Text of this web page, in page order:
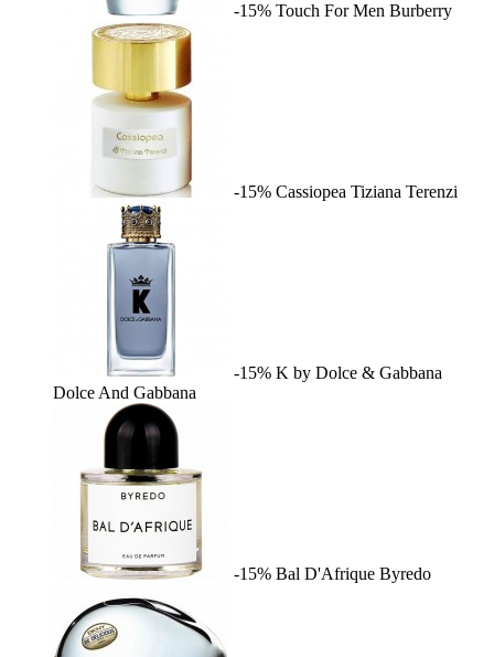
-15% Touch For Men Burberry
-15% Cassiopea Tiziana Terenzi
-15% K by Dolce & Gabbana
Dolce And Gabbana
-15% Bal D'Afrique Byredo